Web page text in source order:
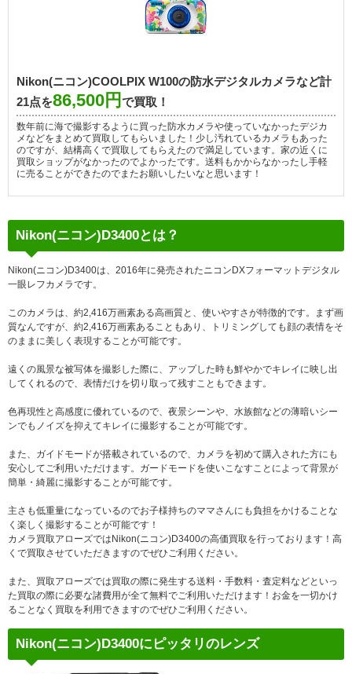
Nikon(ニコン)COOLPIX W100の防水デジタルカメラなど計
21点を86,500円 で買取！
数年前に海で撮影するように買った防水カメラや使っていなかったデジカ
メなどをまとめて買取してもらいました！少し汚れているカメラもあった
のですが、結構高くで買取してもらえたので満足しています。家の近くに
買取ショップがなかったのでよかったです。送料もかからなかったし手軽
に売ることができたのでまたお願いしたいなと思います！
Nikon(ニコン)D3400とは？
Nikon(ニコン)D3400は、2016年に発売されたニコンDXフォーマットデジタル
一眼レフカメラです。
このカメラは、約2,416万画素ある高画質と、使いやすさが特徴的です。まず画
質なんですが、約2,416万画素あることもあり、トリミングしても顔の表情をそ
のままに美しく表現することが可能です。
遠くの風景な被写体を撮影した際に、アップした時も鮮やかでキレイに映し出
してくれるので、表情だけを切り取って残すこともできます。
色再現性と高感度に優れているので、夜景シーンや、水族館などの薄暗いシー
ンでもノイズを抑えてキレイに撮影することが可能です。
また、ガイドモードが搭載されているので、カメラを初めて購入された方にも
安心してご利用いただけます。ガードモードを使いこなすことによって背景が
簡単・綺麗に撮影することが可能です。
主さも低重量になっているのでお子様持ちのママさんにも負担をかけることな
く楽しく撮影することが可能です！
カメラ買取アローズではNikon(ニコン)D3400の高価買取を行っております！高
くで買取させていただきますのでぜひご利用ください。
また、買取アローズでは買取の際に発生する送料・手数料・査定料などといっ
た買取の際に必要な諸費用が全て無料でご利用いただけます！お金を一切かけ
ることなく買取を利用できますのでぜひご利用ください。
Nikon(ニコン)D3400にピッタリのレンズ